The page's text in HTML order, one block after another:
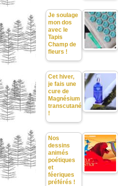
Je soulage
mon dos
avec le
Tapis
Champ de
fleurs !
Cet hiver,
je fais une
cure de
Magnésium
transcutané
!
Nos
dessins
animés
poétiques
et
féeriques
préférés !